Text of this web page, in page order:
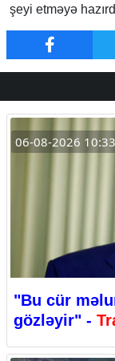
şeyi etməyə
06-08-2026 10:33
"Bu cür
gözləyir" -